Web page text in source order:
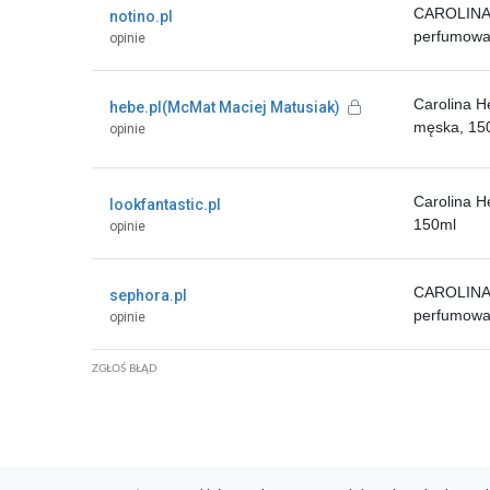
notino.pl
opinie
hebe.pl(McMat Maciej Matusiak)
opinie
Carolina
męska,
lookfantastic.pl
opinie
Carolina
150ml
sephora.pl
opinie
ZGŁOŚ BŁĄD